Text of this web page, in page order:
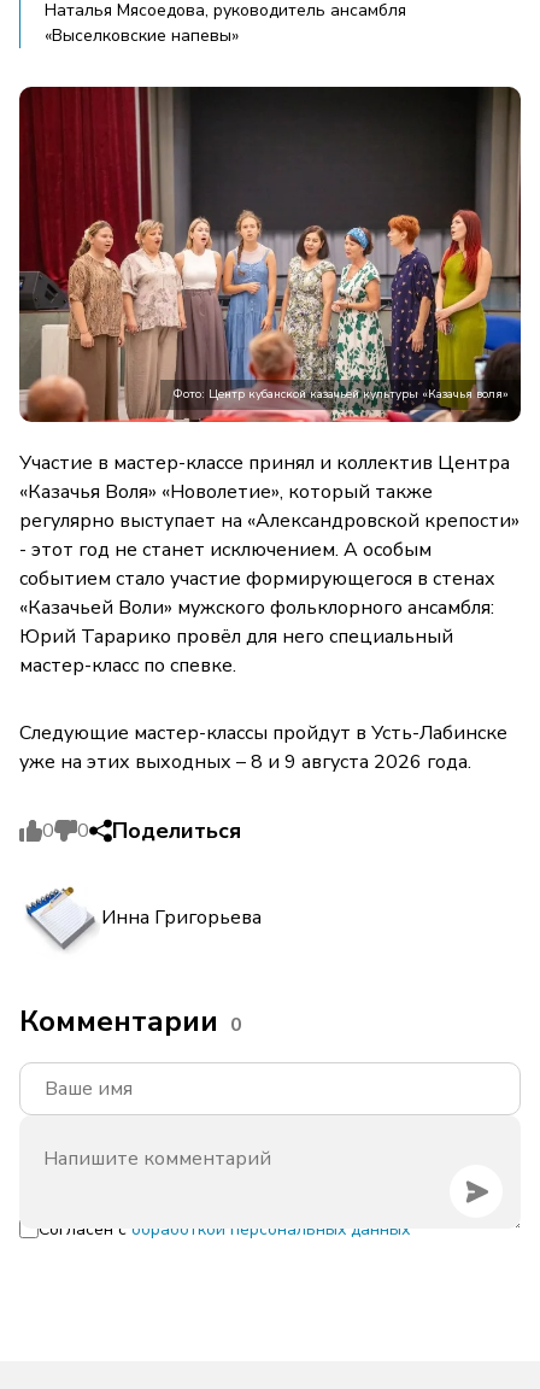
Наталья Мясоедова, руководитель ансамбля
«Выселковские напевы»
Фото: Центр кубанской казачьей культуры «Казачья воля»
Участие в мастер-классе принял и коллектив Центра
«Казачья Воля» «Новолетие», который также
регулярно выступает на «Александровской крепости»
- этот год не станет исключением. А особым
событием стало участие формирующегося в стенах
«Казачьей Воли» мужского фольклорного ансамбля:
Юрий Тарарико провёл для него специальный
мастер-класс по спевке.
Следующие мастер-классы пройдут в Усть-Лабинске
уже на этих выходных – 8 и 9 августа 2026 года.
0 0 Поделиться
Инна Григорьева
Комментарии 0
Согласен с обработкой персональных данных